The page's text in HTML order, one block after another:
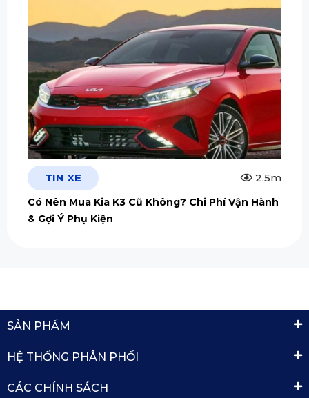
TIN XE 2.5m
Có Nên Mua Kia K3 Cũ Không? Chi Phí Vận Hành
& Gợi Ý Phụ Kiện
SẢN PHẨM
HỆ THỐNG PHÂN PHỐI
CÁC CHÍNH SÁCH